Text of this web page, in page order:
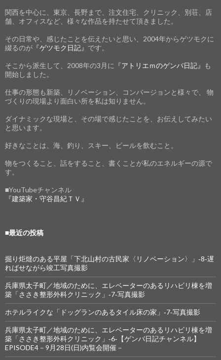
関西を中心に、東京、長野まで、注文住宅、クリニック、別荘、店
舗、オフィスなど、様々な作品を持たせて頂きました。
その日常や、感じたことを伝えたいと思い、2004年からゲツモクに
綴るのが 『ゲツモク日記』 です。
そこから派生して、2008年の3月に 『アトリエｍのゲンバ日記』 も
開始しました。
仕事の形態も新築、リノベーション、コンバージョンと様々で、 物
づくりの現場より面白い所を私は知りません。
ダイナミックな現場と、その場で感じたことを、お伝えしてみたい
と思います。
好きなことは、海、釣り、スキー、ビールを飲むこと。
物をつくること、話をすること、書くことが私のエネルギーの源で
す。
■YouTubeチャンネル
『建築家・守谷昌紀ＴＶ』
■最近の投稿
掘り炬燵のある平屋「下北山村の古民家〈リノベーション〉」‐8‐遅
ればせながら竣工写真撮影
兵庫県太子町／地域のために、エレベーターのあるリハビリ棟を増
築「ささき整形外科クリニック」‐7‐写真撮影
ホテルライクな「ドッグランのあるタイル床の家」‐7‐写真撮影
兵庫県太子町／地域のために、エレベーターのあるリハビリ棟を増
築「ささき整形外科クリニック」‐6‐【ゲンバ日記チャンネル】
EPISODE4－9月28日(日)内覧会開催－